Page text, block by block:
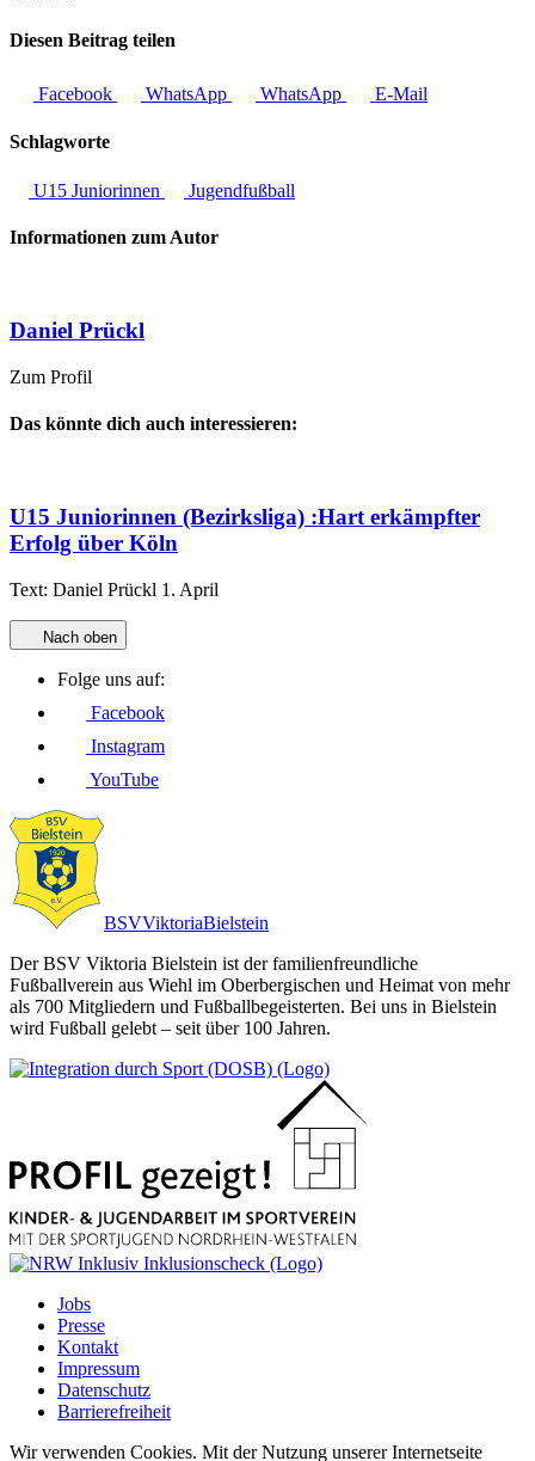
Diesen Beitrag teilen
Facebook WhatsApp WhatsApp E-Mail
Schlagworte
U15 Juniorinnen Jugendfußball
Informationen zum Autor
Daniel Prückl
Zum Profil
Das könnte dich auch interessieren:
U15 Juniorinnen (Bezirksliga) :Hart erkämpfter
Erfolg über Köln
Text: Daniel Prückl 1. April
Nach oben
Folge uns auf:
Facebook
Instagram
YouTube
BSVViktoriaBielstein
Der BSV Viktoria Bielstein ist der familienfreundliche
Fußballverein aus Wiehl im Oberbergischen und Heimat von mehr
als 700 Mitgliedern und Fußballbegeisterten. Bei uns in Bielstein
wird Fußball gelebt – seit über 100 Jahren.
Jobs
Presse
Kontakt
Impressum
Datenschutz
Barrierefreiheit
Wir verwenden Cookies. Mit der Nutzung unserer Internetseite